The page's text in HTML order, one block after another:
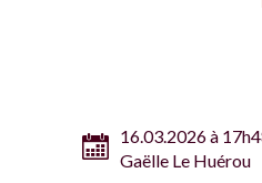
16.03.2026 à
Gaëlle Le Huérou